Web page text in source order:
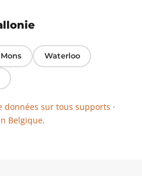
Mons Waterloo
données sur tous supports ·
Belgique.